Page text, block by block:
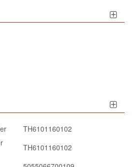
TH6101160102
TH6101160102